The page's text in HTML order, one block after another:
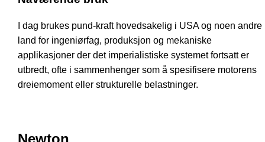
I dag brukes pund-kraft hovedsakelig i USA og noen andre
land for ingeniørfag, produksjon og mekaniske
applikasjoner der det imperialistiske systemet fortsatt er
utbredt, ofte i sammenhenger som å spesifisere motorens
dreiemoment eller strukturelle belastninger.